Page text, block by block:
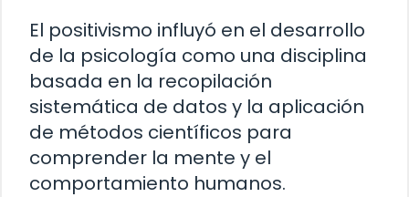
El positivismo influyó en el desarrollo
de la psicología como una disciplina
basada en la recopilación
sistemática de datos y la aplicación
de métodos científicos para
comprender la mente y el
comportamiento humanos.